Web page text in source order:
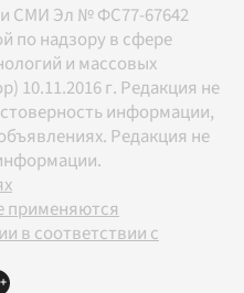
СМИ Эл № ФС77-67642
по надзору в сфере
и массовых
10.11.2016 г. Редакция не
информации,
Редакция не
применяются
в соответствии с